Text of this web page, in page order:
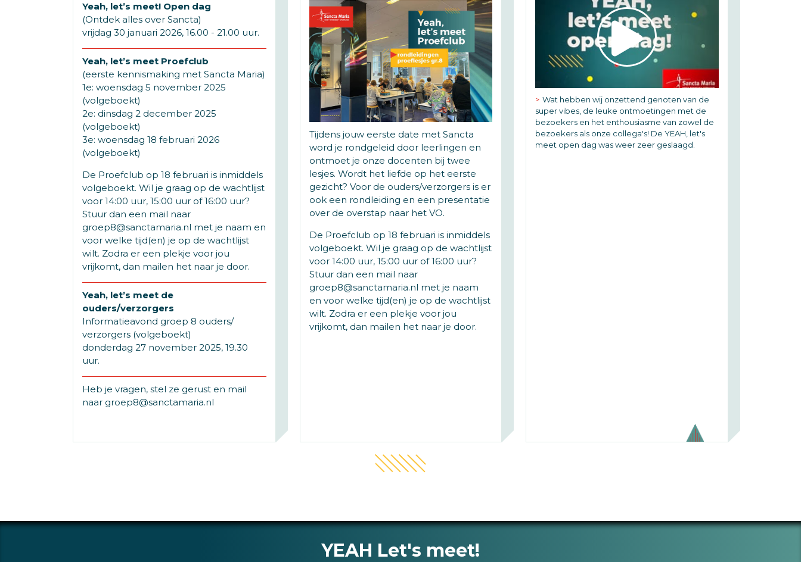
Yeah, let’s meet! Open dag
(Ontdek alles over Sancta)
vrijdag 30 januari 2026, 16.00 - 21.00 uur.
Yeah, let’s meet Proefclub
(eerste kennismaking met Sancta Maria)
1e: woensdag 5 november 2025
(volgeboekt)
2e: dinsdag 2 december 2025
(volgeboekt)
3e: woensdag 18 februari 2026
(volgeboekt)
De Proefclub op 18 februari is inmiddels
volgeboekt. Wil je graag op de wachtlijst
voor 14:00 uur, 15:00 uur of 16:00 uur?
Stuur dan een mail naar
groep8@sanctamaria.nl met je naam en
voor welke tijd(en) je op de wachtlijst
wilt. Zodra er een plekje voor jou
vrijkomt, dan mailen het naar je door.
Yeah, let’s meet de
ouders/verzorgers
Informatieavond groep 8 ouders/
verzorgers (volgeboekt)
donderdag 27 november 2025, 19.30
uur.
Heb je vragen, stel ze gerust en mail
naar groep8@sanctamaria.nl
Tijdens jouw eerste date met Sancta
word je rondgeleid door leerlingen en
ontmoet je onze docenten bij twee
lesjes. Wordt het liefde op het eerste
gezicht? Voor de ouders/verzorgers is er
ook een rondleiding en een presentatie
over de overstap naar het VO.
De Proefclub op 18 februari is inmiddels
volgeboekt. Wil je graag op de wachtlijst
voor 14:00 uur, 15:00 uur of 16:00 uur?
Stuur dan een mail naar
groep8@sanctamaria.nl met je naam
en voor welke tijd(en) je op de wachtlijst
wilt. Zodra er een plekje voor jou
vrijkomt, dan mailen het naar je door.
Wat hebben wij onzettend genoten van de
super vibes, de leuke ontmoetingen met de
bezoekers en het enthousiasme van zowel de
bezoekers als onze collega's! De YEAH, let's
meet open dag was weer zeer geslaagd.
YEAH Let's meet!